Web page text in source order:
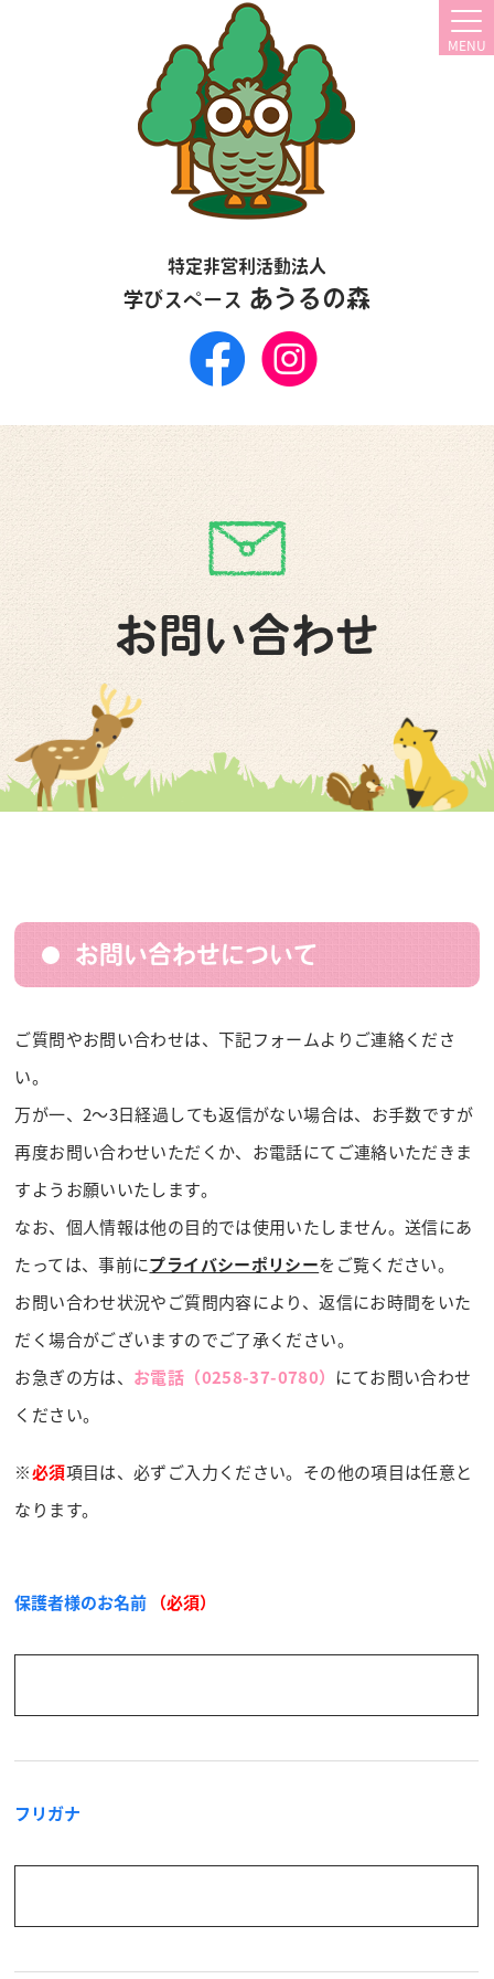
特定非営利活動法人
学びスペース あうるの森
MENU
お問い合わせ
お問い合わせについて
ご質問やお問い合わせは、下記フォームよりご連絡くださ
い。
万が一、2～3日経過しても返信がない場合は、お手数ですが
再度お問い合わせいただくか、お電話にてご連絡いただきま
すようお願いいたします。
なお、個人情報は他の目的では使用いたしません。送信にあ
たっては、事前にプライバシーポリシーをご覧ください。
お問い合わせ状況やご質問内容により、返信にお時間をいた
だく場合がございますのでご了承ください。
お急ぎの方は、 お電話（0258-37-0780） にてお問い合わせ
ください。
※必須項目は、必ずご入力ください。その他の項目は任意と
なります。
保護者様のお名前 （必須）
フリガナ